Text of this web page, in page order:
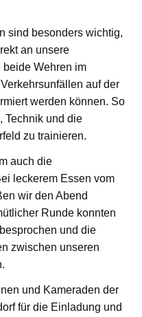
sind besonders wichtig,
an unsere
beide Wehren im
auf der
werden können. So
Technik und die
zu trainieren.
auch die
leckerem Essen vom
wir den Abend
Runde konnten
und die
zwischen unseren
und Kameraden der
für die Einladung und